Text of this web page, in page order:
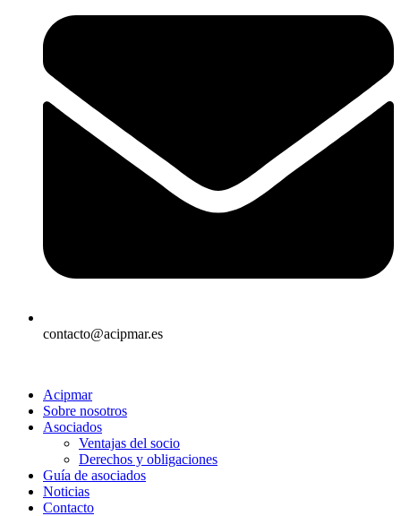
contacto@acipmar.es
Acipmar
Sobre nosotros
Asociados
Ventajas del socio
Derechos y obligaciones
Guía de asociados
Noticias
Contacto